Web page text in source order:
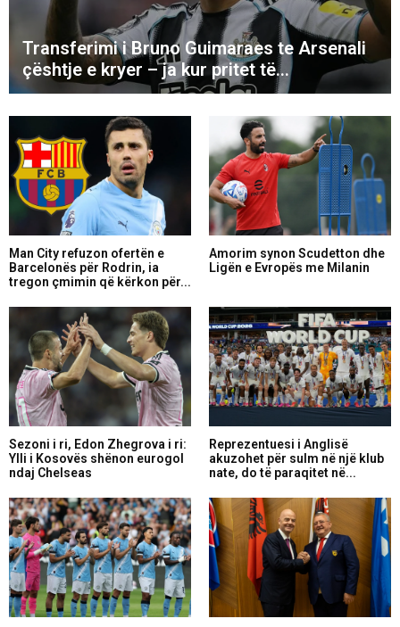
Transferimi i Bruno Guimaraes te Arsenali
çështje e kryer – ja kur pritet të...
Man City refuzon ofertën e
Barcelonës për Rodrin, ia
tregon çmimin që kërkon për...
Amorim synon Scudetton dhe
Ligën e Evropës me Milanin
Sezoni i ri, Edon Zhegrova i ri:
Ylli i Kosovës shënon eurogol
ndaj Chelseas
Reprezentuesi i Anglisë
akuzohet për sulm në një klub
nate, do të paraqitet në...